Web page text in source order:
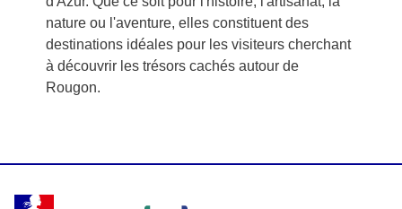
nature ou l'aventure, elles constituent des
destinations idéales pour les visiteurs cherchant
à découvrir les trésors cachés autour de
Rougon.